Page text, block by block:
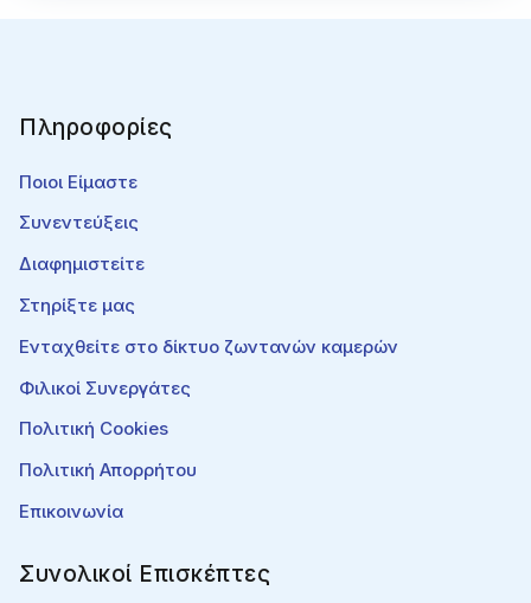
Πληροφορίες
Ποιοι Είμαστε
Συνεντεύξεις
Διαφημιστείτε
Στηρίξτε μας
Ενταχθείτε στο δίκτυο ζωντανών καμερών
Φιλικοί Συνεργάτες
Πολιτική Cookies
Πολιτική Απορρήτου
Επικοινωνία
Συνολικοί Επισκέπτες